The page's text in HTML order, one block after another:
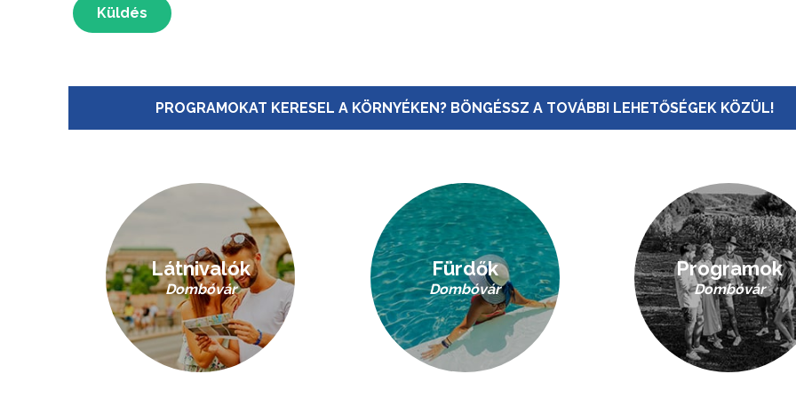
Küldés
PROGRAMOKAT KERESEL A KÖRNYÉKEN? BÖNGÉSSZ A TOVÁBBI LEHETŐSÉGEK KÖZÜL!
Látnivalók
Dombóvár
Fürdők
Dombóvár
Programok
Dombóvár